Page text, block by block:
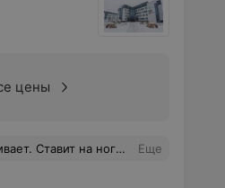
цены
эмоции какой прек специалист Еще